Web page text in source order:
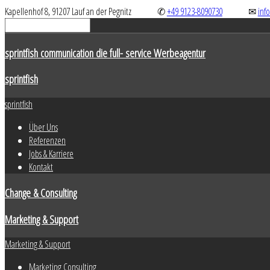
Kapellenhof 8, 91207 Lauf an der Pegnitz ✆+49 9123-8090730 ✉
sprintfish communication die full- service Werbeagentur
sprintfish
sprintfish
Über Uns
Referenzen
Jobs & Karriere
Kontakt
Change & Consulting
Marketing & Support
Marketing & Support
Marketing Consulting